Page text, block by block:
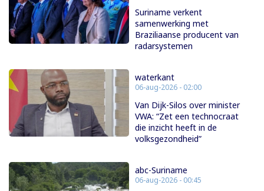
Suriname verkent
samenwerking met
Braziliaanse producent van
radarsystemen
waterkant
06-aug-2026 - 02:00
Van Dijk-Silos over minister
VWA: “Zet een technocraat
die inzicht heeft in de
volksgezondheid”
abc-Suriname
06-aug-2026 - 00:45